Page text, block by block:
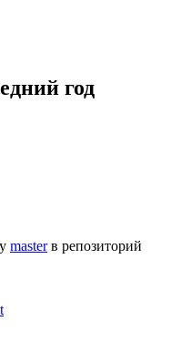
год
master в репозиторий